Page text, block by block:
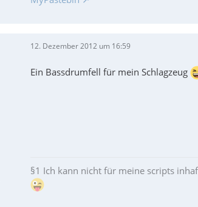
12. Dezember 2012 um 16:59
Ein Bassdrumfell für mein Schlagzeug
§1 Ich kann nicht für meine scripts